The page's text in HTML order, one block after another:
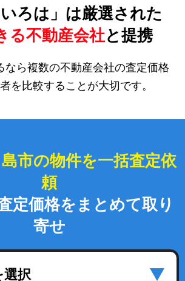
いろは」は厳選された
る不動産会社と提携
なら複数の不動産会社の査定価格
を比較することが大切です。
市の物件を一括査定依
頼
定価格をまとめて取り
寄せ
選択